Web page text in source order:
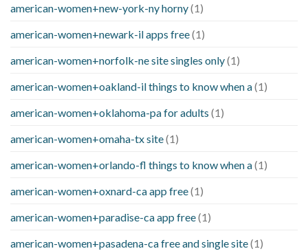
american-women+new-york-ny horny(1)
american-women+newark-il apps free(1)
american-women+norfolk-ne site singles only(1)
american-women+oakland-il things to know when a(1)
american-women+oklahoma-pa for adults (1)
american-women+omaha-tx site(1)
american-women+orlando-fl things to know when a(1)
american-women+oxnard-ca app free(1)
american-women+paradise-ca app free(1)
american-women+pasadena-ca free and single site(1)